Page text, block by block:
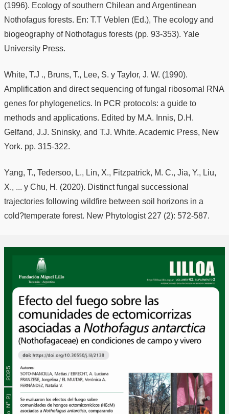
(1996). Ecology of southern Chilean and Argentinean
Nothofagus forests. En: T.T Veblen (Ed.), The ecology and
biogeography of Nothofagus forests (pp. 93-353). Yale
University Press.
White, T.J ., Bruns, T., Lee, S. y Taylor, J. W. (1990).
Amplification and direct sequencing of fungal ribosomal RNA
genes for phylogenetics. In PCR protocols: a guide to
methods and applications. Edited by M.A. Innis, D.H.
Gelfand, J.J. Sninsky, and T.J. White. Academic Press, New
York. pp. 315-322.
Yang, T., Tedersoo, L., Lin, X., Fitzpatrick, M. C., Jia, Y., Liu,
X., ... y Chu, H. (2020). Distinct fungal successional
trajectories following wildfire between soil horizons in a
cold?temperate forest. New Phytologist 227 (2): 572-587.